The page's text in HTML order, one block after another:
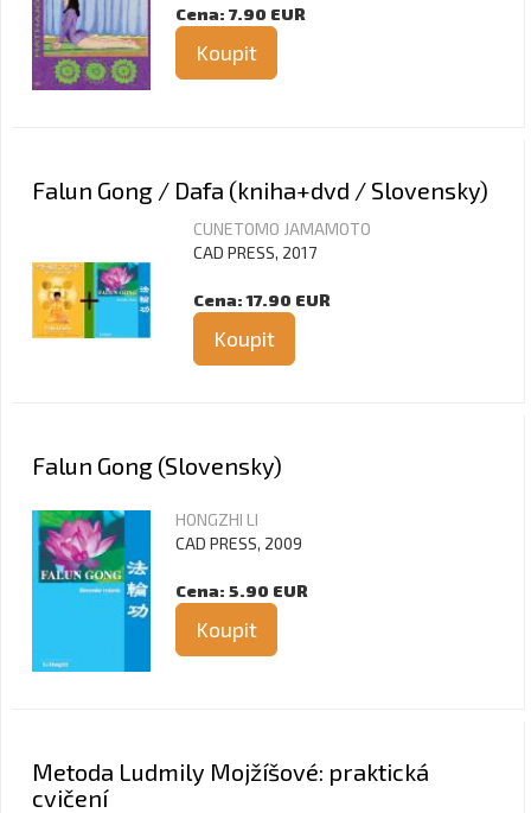
Cena: 7.90 EUR
Koupit
Falun Gong / Dafa (kniha+dvd / Slovensky)
CUNETOMO JAMAMOTO
CAD PRESS, 2017
Cena: 17.90 EUR
Koupit
Falun Gong (Slovensky)
HONGZHI LI
CAD PRESS, 2009
Cena: 5.90 EUR
Koupit
Metoda Ludmily Mojžíšové: praktická
cvičení